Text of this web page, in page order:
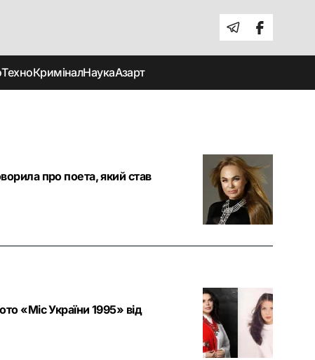
ТехноКриміналНаукаАзарт
про поета, який став
«Міс України 1995» від